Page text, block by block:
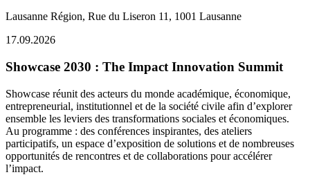
Lausanne Région, Rue du Liseron 11, 1001 Lausanne
17.09.2026
Showcase 2030 : The Impact Innovation Summit
Showcase réunit des acteurs du monde académique, économique,
entrepreneurial, institutionnel et de la société civile afin d’explorer
ensemble les leviers des transformations sociales et économiques.
Au programme : des conférences inspirantes, des ateliers
participatifs, un espace d’exposition de solutions et de nombreuses
opportunités de rencontres et de collaborations pour accélérer
l’impact.